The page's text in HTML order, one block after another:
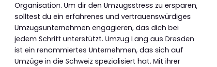
Organisation. Um dir den Umzugsstress zu ersparen,
solltest du ein erfahrenes und vertrauenswürdiges
Umzugsunternehmen engagieren, das dich bei
jedem Schritt unterstützt. Umzug Lang aus Dresden
ist ein renommiertes Unternehmen, das sich auf
Umzüge in die Schweiz spezialisiert hat. Mit ihrer